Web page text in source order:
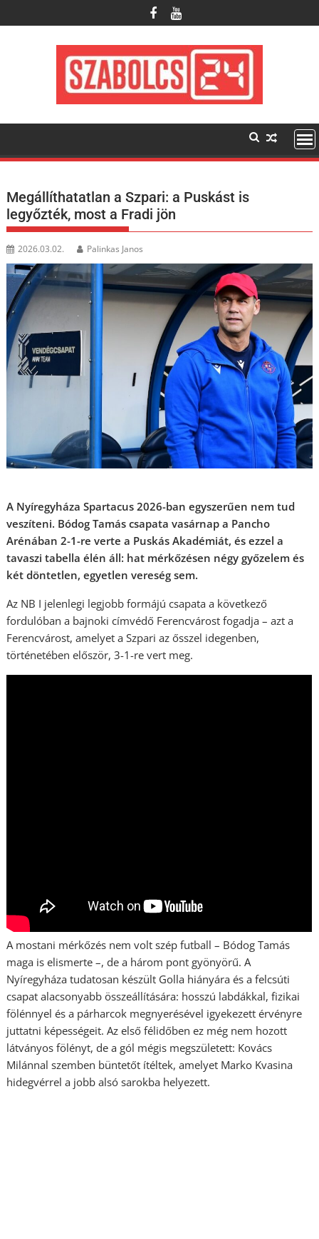
to
Megállíthatatlan a Szpari: a Puskást is
legyőzték, most a Fradi jön
2026.03.02. Palinkas Janos
A Nyíregyháza Spartacus 2026-ban egyszerűen nem tud
veszíteni. Bódog Tamás csapata vasárnap a Pancho
Arénában 2-1-re verte a Puskás Akadémiát, és ezzel a
tavaszi tabella élén áll: hat mérkőzésen négy győzelem és
két döntetlen, egyetlen vereség sem.
Az NB I jelenlegi legjobb formájú csapata a következő
fordulóban a bajnoki címvédő Ferencvárost fogadja – azt a
Ferencvárost, amelyet a Szpari az ősszel idegenben,
történetében először, 3-1-re vert meg.
A mostani mérkőzés nem volt szép futball – Bódog Tamás
maga is elismerte –, de a három pont gyönyörű. A
Nyíregyháza tudatosan készült Golla hiányára és a felcsúti
csapat alacsonyabb összeállítására: hosszú labdákkal, fizikai
fölénnyel és a párharcok megnyerésével igyekezett érvényre
juttatni képességeit. Az első félidőben ez még nem hozott
látványos fölényt, de a gól mégis megszületett: Kovács
Milánnal szemben büntetőt ítéltek, amelyet Marko Kvasina
hidegvérrel a jobb alsó sarokba helyezett.